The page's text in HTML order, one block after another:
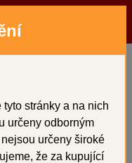
stránky a na nich
určeny odborným
určeny široké
že za kupující